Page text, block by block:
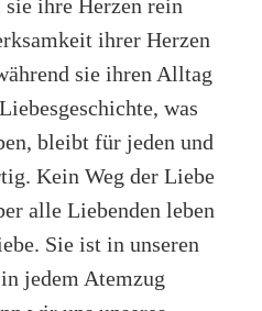
ihre Herzen rein
ihrer Herzen
sie ihren Alltag
was
bleibt für jeden und
Kein Weg der Liebe
alle Liebenden leben
Sie ist in unseren
jedem Atemzug